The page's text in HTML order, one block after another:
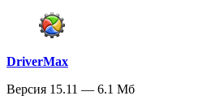
DriverMax
Версия 15.11 — 6.1 Мб